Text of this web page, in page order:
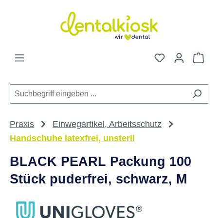
Zum Hauptinhalt springen
Du hast 0
Praxis
Einwegartikel, Arbeitsschutz
Handschuhe latexfrei, unsteril
BLACK PEARL Packung 100
Stück puderfrei, schwarz, M